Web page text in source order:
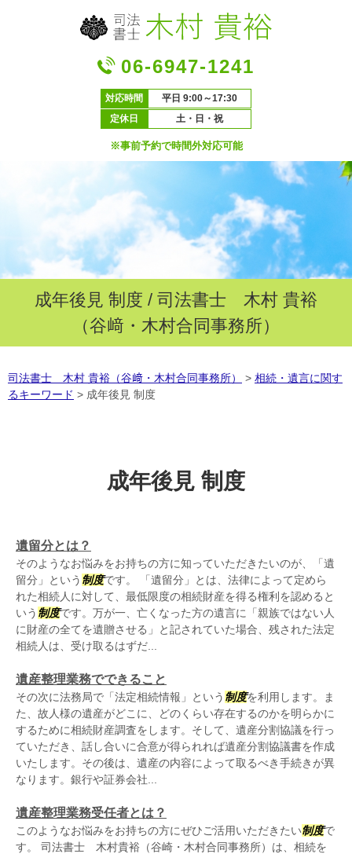
06-6947-1241
対応時間
平日 9:00～17:30
定休日
土・日・祝
※事前予約で時間外対応可能
成年後見 制度 / 司法書士 木村 貴裕
（谷﨑・木村合同事務所）
司法書士 木村 貴裕（谷﨑・木村合同事務所） > 相続・遺言に関す
るキーワード > 成年後見 制度
成年後見 制度
遺留分とは？
そのようなお悩みをお持ちの方に知っていただきたいのが、「遺
留分」という 制度です。 「遺留分」とは、法律によって定めら
れた相続人に対して、最低限度の相続財産を得る権利を認めると
いう 制度です。万が一、亡くなった方の遺言に「親族ではない人
に財産の全てを遺贈させる」と記されていた場合、残された法定
相続人は、受け取るはずだ...
遺産整理業務でできること
その次に法務局で「法定相続情報」という 制度を利用します。ま
た、故人様の遺産がどこに、どのくらい存在するのかを明らかに
するために相続財産調査をします。そして、遺産分割協議を行っ
ていただき、話し合いに合意が得られれば遺産分割協議書を作成
いたします。その後は、遺産の内容によって取るべき手続きが異
なります。銀行や証券会社...
遺産整理業務受任者とは？
このようなお悩みをお持ちの方にぜひご活用いただきたい制度で
す。 司法書士 木村貴裕（谷崎・木村合同事務所）は、相続を